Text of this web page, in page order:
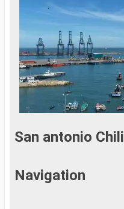
San antonio Chili
Navigation